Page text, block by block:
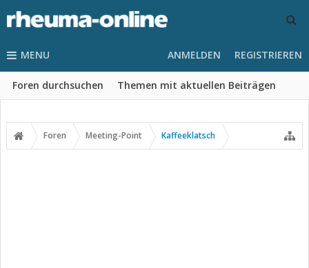
MENU
Foren durchsuchen Themen mit aktuellen Beiträgen
ANMELDEN REGISTRIEREN
Foren Meeting-Point Kaffeeklatsch